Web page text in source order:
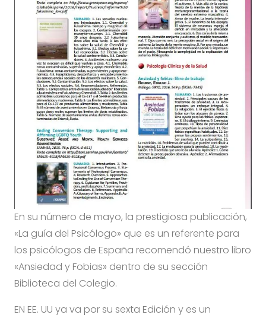
En su número de mayo, la prestigiosa publicación,
«La guía del Psicólogo» que es un referente para
los psicólogos de España recomendó nuestro libro
«Ansiedad y Fobias» dentro de su sección
Biblioteca del Colegio.
EN EE. UU ya va por su sexta Edición y es un